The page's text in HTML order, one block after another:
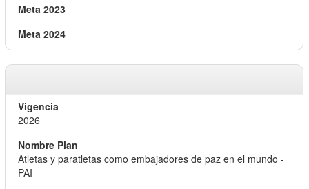
2026
Atletas y paratletas como embajadores de paz en el mundo -
PAI